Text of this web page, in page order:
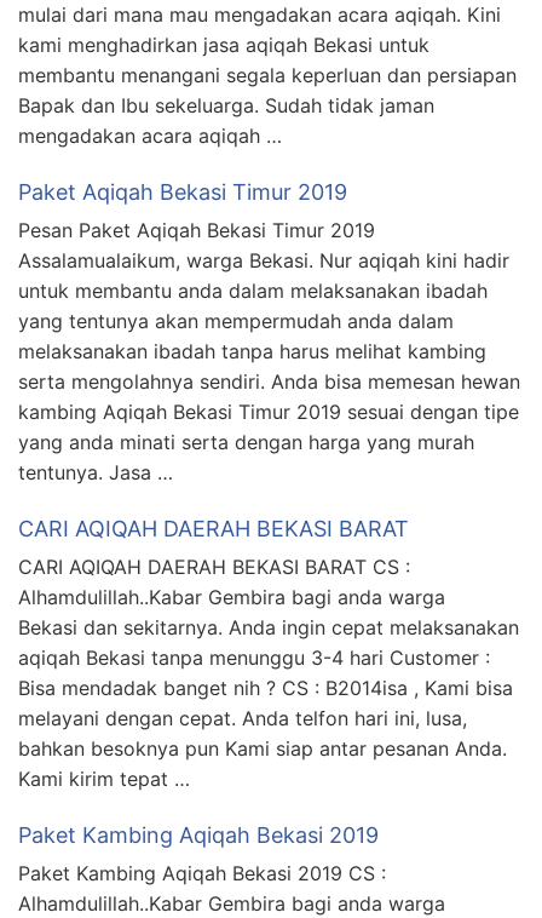
mulai dari mana mau mengadakan acara aqiqah. Kini
kami menghadirkan jasa aqiqah Bekasi untuk
membantu menangani segala keperluan dan persiapan
Bapak dan Ibu sekeluarga. Sudah tidak jaman
mengadakan acara aqiqah …
Paket Aqiqah Bekasi Timur 2019
Pesan Paket Aqiqah Bekasi Timur 2019
Assalamualaikum, warga Bekasi. Nur aqiqah kini hadir
untuk membantu anda dalam melaksanakan ibadah
yang tentunya akan mempermudah anda dalam
melaksanakan ibadah tanpa harus melihat kambing
serta mengolahnya sendiri. Anda bisa memesan hewan
kambing Aqiqah Bekasi Timur 2019 sesuai dengan tipe
yang anda minati serta dengan harga yang murah
tentunya. Jasa …
CARI AQIQAH DAERAH BEKASI BARAT
CARI AQIQAH DAERAH BEKASI BARAT CS :
Alhamdulillah..Kabar Gembira bagi anda warga
Bekasi dan sekitarnya. Anda ingin cepat melaksanakan
aqiqah Bekasi tanpa menunggu 3-4 hari Customer :
Bisa mendadak banget nih ? CS : B2014isa , Kami bisa
melayani dengan cepat. Anda telfon hari ini, lusa,
bahkan besoknya pun Kami siap antar pesanan Anda.
Kami kirim tepat …
Paket Kambing Aqiqah Bekasi 2019
Paket Kambing Aqiqah Bekasi 2019 CS :
Alhamdulillah..Kabar Gembira bagi anda warga